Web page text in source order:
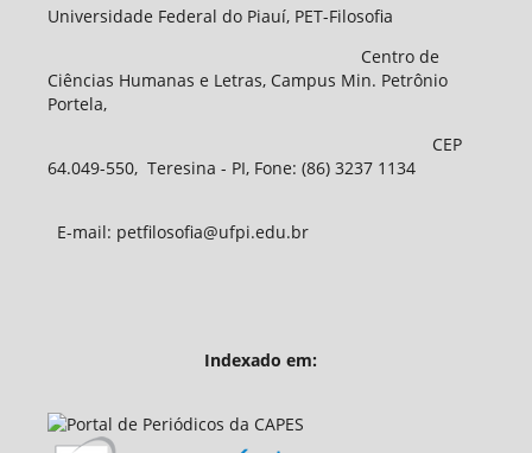
Universidade Federal do Piauí, PET-Filosofia
Centro de
Ciências Humanas e Letras, Campus Min. Petrônio
Portela,
CEP
64.049-550, Teresina - PI, Fone: (86) 3237 1134
E-mail: petfilosofia@ufpi.edu.br
Indexado em: